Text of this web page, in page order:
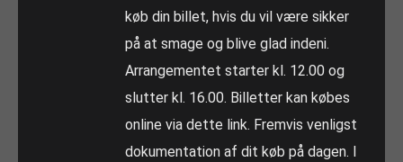
køb din billet, hvis du vil være sikker
på at smage og blive glad indeni.
Arrangementet starter kl. 12.00 og
slutter kl. 16.00. Billetter kan købes
online via dette link. Fremvis venligst
dokumentation af dit køb på dagen. I